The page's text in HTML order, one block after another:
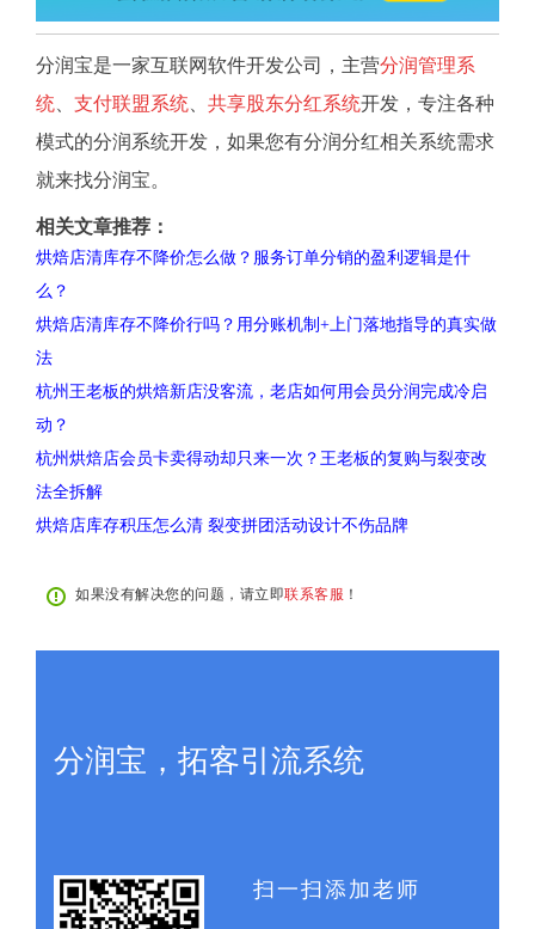
分润宝是一家互联网软件开发公司，主营分润管理系
统
支付联盟系统 共享股东分红系统开发，专注各种
模式的分润系统开发，如果您有分润分红相关系统需求
就来找分润宝。
相关文章推荐：
烘焙店清库存不降价怎么做？服务订单分销的盈利逻辑是什
么？
烘焙店清库存不降价行吗？用分账机制+上门落地指导的真实做
法
杭州王老板的烘焙新店没客流，老店如何用会员分润完成冷启
动？
杭州烘焙店会员卡卖得动却只来一次？王老板的复购与裂变改
法全拆解
烘焙店库存积压怎么清 裂变拼团活动设计不伤品牌
如果没有解决您的问题，请立即联系客服 ！
分润宝，拓客引流系统
扫一扫添加老师